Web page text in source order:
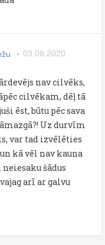
03.08.2020
nav cilvēks,
cilvēkam, dēļ tā
ēst, būtu pēc sava
Uz durvīm
var tad izvēlēties
kā vēl nav kauna
šādus
arī ar galvu